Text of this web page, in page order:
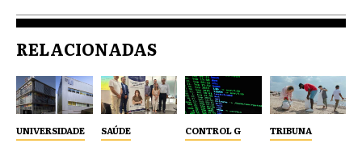
RELACIONADAS
UNIVERSIDADE SAÚDE CONTROL G TRIBUNA